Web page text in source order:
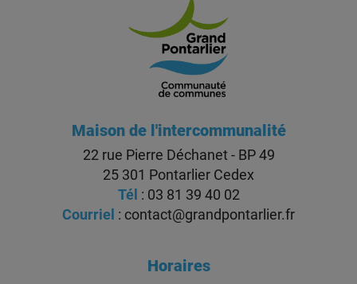
Maison de l'intercommunalité
22 rue Pierre Déchanet - BP 49
25 301 Pontarlier Cedex
Tél : 03 81 39 40 02
Courriel : contact@grandpontarlier.fr
Horaires